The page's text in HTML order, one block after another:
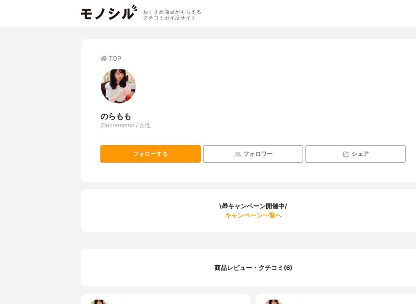
おすすめ商品がもらえる
クチコミポイ活サイト
TOP
のらもも
@noramomo / 女性
フォローする フォロワー シェア
\🎁キャンペーン開催中/
キャンペーン一覧へ
商品レビュー・クチコミ(6)